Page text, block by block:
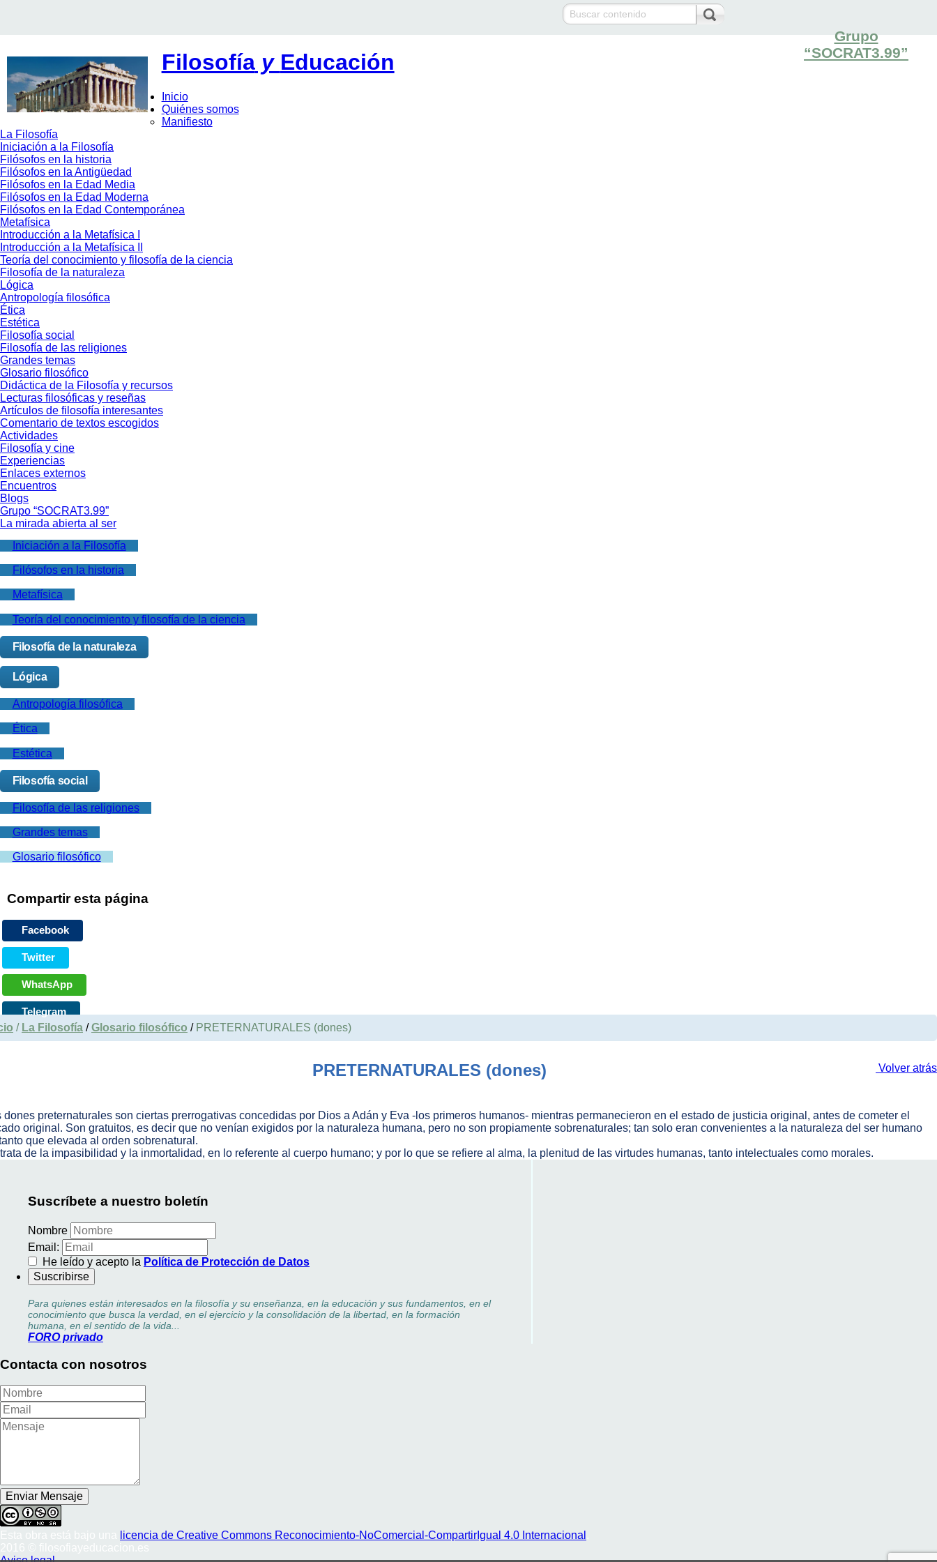
Filosofíay Educación
Grupo
“SOCRAT3.99”
Inicio
Quiénes somos
Manifiesto
La Filosofía
Iniciación a la Filosofía
Filósofos en la historia
Filósofos en la Antigüedad
Filósofos en la Edad Media
Filósofos en la Edad Moderna
Filósofos en la Edad Contemporánea
Metafísica
Introducción a la Metafísica I
Introducción a la Metafísica II
Teoría del conocimiento y filosofía de la ciencia
Filosofía de la naturaleza
Lógica
Antropología filosófica
Ética
Estética
Filosofía social
Filosofía de las religiones
Grandes temas
Glosario filosófico
Didáctica de la Filosofía y recursos
Lecturas filosóficas y reseñas
Artículos de filosofía interesantes
Comentario de textos escogidos
Actividades
Filosofía y cine
Experiencias
Enlaces externos
Encuentros
Blogs
Grupo “SOCRAT3.99”
La mirada abierta al ser
Iniciación a la Filosofía
Filósofos en la historia
Metafísica
Teoría del conocimiento y filosofía de la ciencia
Filosofía de la naturaleza
Lógica
Antropología filosófica
Ética
Estética
Filosofía social
Filosofía de las religiones
Grandes temas
Glosario filosófico
Compartir esta página
Facebook
Twitter
WhatsApp
Telegram
/ La Filosofía /Glosario filosófico / PRETERNATURALES (dones)
Volver atrás
PRETERNATURALES (dones)
dones preternaturales son ciertas prerrogativas concedidas por Dios a Adán y Eva -los primeros humanos- mientras permanecieron en el estado de justicia original, antes de cometer el
original. Son gratuitos, es decir que no venían exigidos por la naturaleza humana, pero no son propiamente sobrenaturales; tan solo eran convenientes a la naturaleza del ser humano
que elevada al orden sobrenatural.
de la impasibilidad y la inmortalidad, en lo referente al cuerpo humano; y por lo que se refiere al alma, la plenitud de las virtudes humanas, tanto intelectuales como morales.
Suscríbete a nuestro boletín
Nombre
Email:
He leído y acepto la Política de Protección de Datos
Para quienes están interesados en la filosofía y su enseñanza, en la educación y sus fundamentos, en el
conocimiento que busca la verdad, en el ejercicio y la consolidación de la libertad, en la formación
humana, en el sentido de la vida...
FORO privado
Contacta con nosotros
licencia de Creative Commons Reconocimiento-NoComercial-CompartirIgual 4.0 Internacional